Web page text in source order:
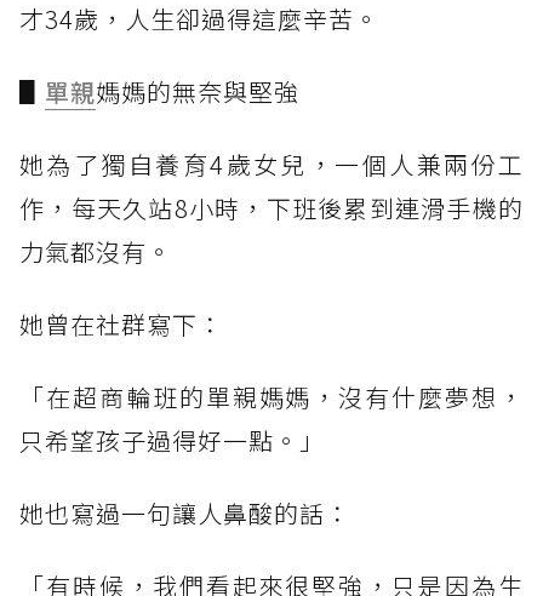
才34歲，人生卻過得這麼辛苦。
▋ 單親媽媽的無奈與堅強
她為了獨自養育4歲女兒，一個人兼兩份工
作，每天久站8小時，下班後累到連滑手機的
力氣都沒有。
她曾在社群寫下：
「在超商輪班的單親媽媽，沒有什麼夢想，
只希望孩子過得好一點。」
她也寫過一句讓人鼻酸的話：
「有時候，我們看起來很堅強，只是因為生